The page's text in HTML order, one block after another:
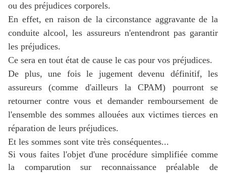
ou des préjudices corporels.
En effet, en raison de la circonstance aggravante de la
conduite alcool, les assureurs n'entendront pas garantir
les préjudices.
Ce sera en tout état de cause le cas pour vos préjudices.
De plus, une fois le jugement devenu définitif, les
assureurs (comme d'ailleurs la CPAM) pourront se
retourner contre vous et demander remboursement de
l'ensemble des sommes allouées aux victimes tierces en
réparation de leurs préjudices.
Et les sommes sont vite très conséquentes...
Si vous faites l'objet d'une procédure simplifiée comme
la comparution sur reconnaissance préalable de